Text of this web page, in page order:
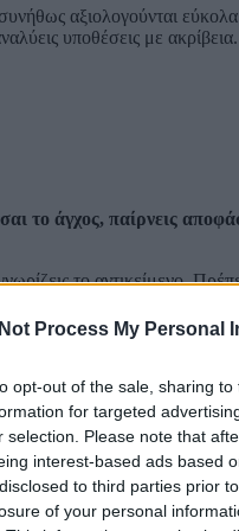
Process My Personal
opt-out of the sale, sharing
for targeted
selection. Please note that
interest-based ads based
to third parties prior
of your personal
αξιολογούνται
υποθέσεις με
το άγχος, παίρνεις
το αντικείμενο.
ανθρώπινη – δεν
διαφορές;
και συνδέονται
επικοινωνείς και